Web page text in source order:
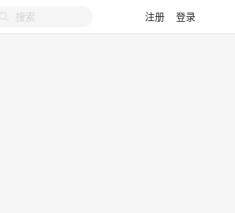
注册 登录